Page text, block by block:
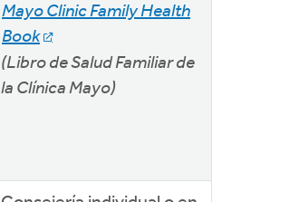
Mayo Clinic Family Health
Book
(Libro de Salud Familiar de
la Clínica Mayo)